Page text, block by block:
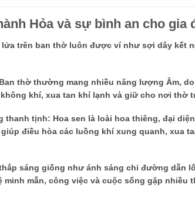
Hỏa và sự bình an cho gia
trên ban thờ luôn được ví như sợi dây kết
Ban thờ thường mang nhiều năng lượng Âm,
khí, xua tan khí lạnh và giữ cho nơi thờ
thanh tịnh: Hoa sen là loài hoa thiêng, đại
điều hòa các luồng khí xung quanh, xua
sáng giống như ánh sáng chỉ đường dẫn
mẫn, công việc và cuộc sống gặp nhiều